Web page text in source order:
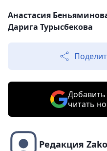
Анастасия
Дарига Турысбекова
читать
Редакция